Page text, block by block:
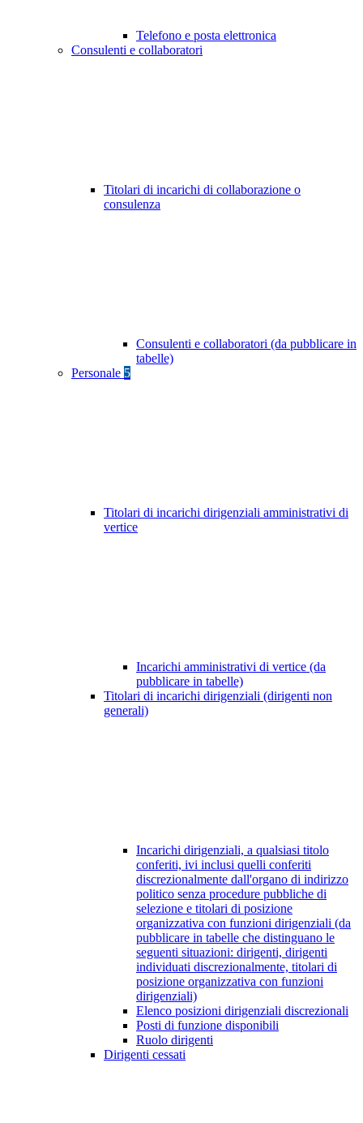
Telefono e posta elettronica
Consulenti e collaboratori
Titolari di incarichi di collaborazione o
consulenza
Consulenti e collaboratori (da pubblicare in
tabelle)
Personale 5
Titolari di incarichi dirigenziali amministrativi di
vertice
Incarichi amministrativi di vertice (da
pubblicare in tabelle)
Titolari di incarichi dirigenziali (dirigenti non
generali)
Incarichi dirigenziali, a qualsiasi titolo
conferiti, ivi inclusi quelli conferiti
discrezionalmente dall'organo di indirizzo
politico senza procedure pubbliche di
selezione e titolari di posizione
organizzativa con funzioni dirigenziali (da
pubblicare in tabelle che distinguano le
seguenti situazioni: dirigenti, dirigenti
individuati discrezionalmente, titolari di
posizione organizzativa con funzioni
dirigenziali)
Elenco posizioni dirigenziali discrezionali
Posti di funzione disponibili
Ruolo dirigenti
Dirigenti cessati